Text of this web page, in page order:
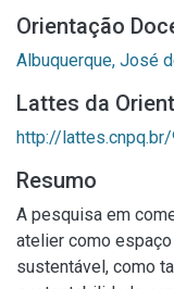
Orientação
Albuquerque, José
Lattes da
http://
Resumo
A pesquisa em
atelier como
sustentável, como